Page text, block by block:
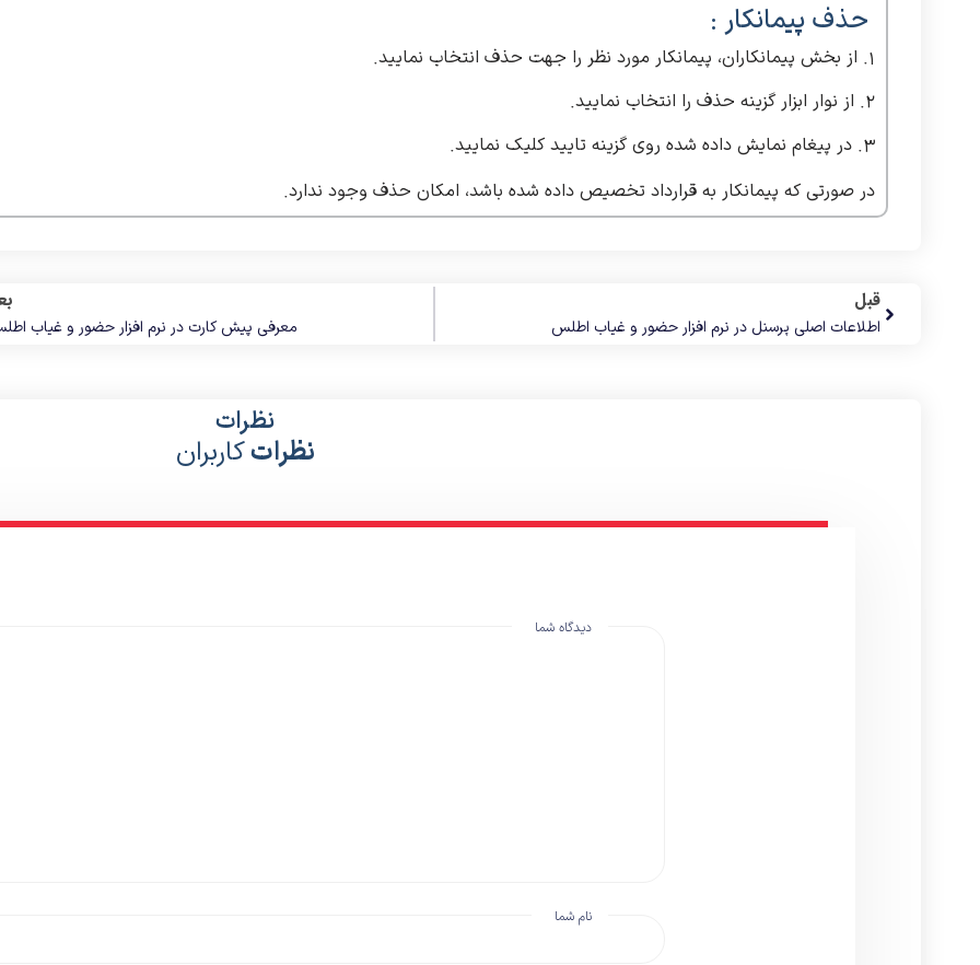
حذف پیمانکار :
1. از بخش پیمانکاران، پیمانکار مورد نظر را جهت حذف انتخاب نمایید.
2. از نوار ابزار گزینه حذف را انتخاب نمایید.
3. در پیغام نمایش داده شده روی گزینه تایید کلیک نمایید.
در صورتی که پیمانکار به قرارداد تخصیص داده شده باشد، امکان حذف وجود ندارد.
قبل
اطلاعات اصلی پرسنل در نرم افزار حضور و غیاب اطلس معرفی پیش کارت در نرم افزار حضور و غیاب
نظرات
نظراتکاربران
دیدگاه شما
نام شما